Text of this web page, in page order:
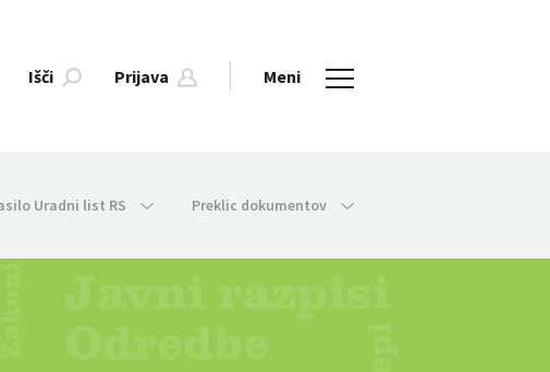
Išči Prijava Meni
Uradni list RS Preklic dokumentov